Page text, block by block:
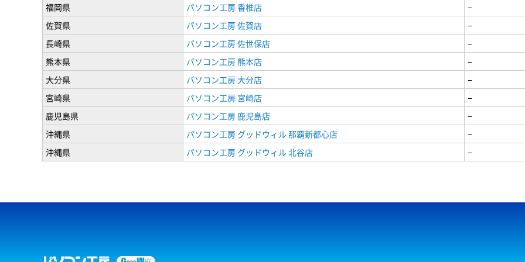
福岡県
パソコン工房 香椎店
−
佐賀県
パソコン工房 佐賀店
−
長崎県
パソコン工房 佐世保店
−
熊本県
パソコン工房 熊本店
−
大分県
パソコン工房 大分店
−
宮崎県
パソコン工房 宮崎店
−
鹿児島県
パソコン工房 鹿児島店
−
沖縄県
パソコン工房 グッドウィル 那覇新都心店
−
沖縄県
パソコン工房 グッドウィル 北谷店 −